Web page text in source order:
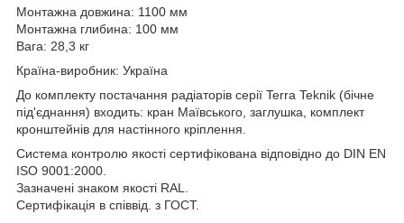
Монтажна довжина: 1100 мм
Монтажна глибина: 100 мм
Вага: 28,3 кг
Країна-виробник: Україна
До комплекту постачання радіаторів серії Terra Teknik (бічне
під'єднання) входить: кран Маївського, заглушка, комплект
кронштейнів для настінного кріплення.
Система контролю якості сертифікована відповідно до DIN EN
ISO 9001:2000.
Зазначені знаком якості RAL.
Сертифікація в співвід. з ГОСТ.